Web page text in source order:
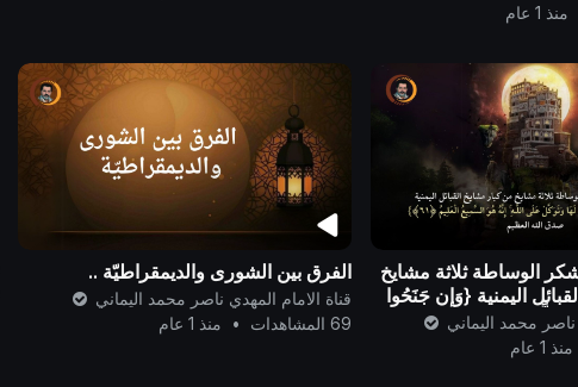
منذ 1 عام
الوساطة ثلاثة مشايخ
اليمنية {وَإِن جَنَحُوا
وَتَوَكَّلْ...}
ناصر محمد اليماني
منذ 1 عام
الفرق بين الشورى والديمقراطيّة ..
قناة الامام المهدي ناصر محمد اليماني
69 المشاهدات
• منذ 1 عام